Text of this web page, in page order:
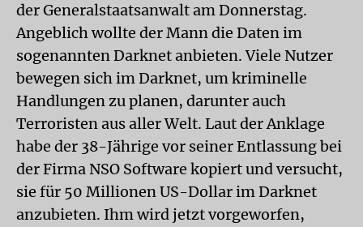
der Generalstaatsanwalt am Donnerstag.
Angeblich wollte der Mann die Daten im
sogenannten Darknet anbieten. Viele Nutzer
bewegen sich im Darknet, um kriminelle
Handlungen zu planen, darunter auch
Terroristen aus aller Welt. Laut der Anklage
habe der 38-Jährige vor seiner Entlassung bei
der Firma NSO Software kopiert und versucht,
sie für 50 Millionen US-Dollar im Darknet
anzubieten. Ihm wird jetzt vorgeworfen,